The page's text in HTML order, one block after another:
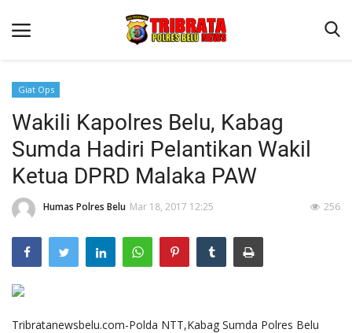
Beranda
Terms & Conditions
Reskrim
Binkam
Lantas
Polisi Kita
Mitra Polisi
Giat Ops
Giat Ops
Wakili Kapolres Belu, Kabag
Sumda Hadiri Pelantikan Wakil
Ketua DPRD Malaka PAW
Humas Polres Belu Mar 18, 2017 12:25 256
Tribratanewsbelu.com-Polda NTT,Kabag Sumda Polres Belu